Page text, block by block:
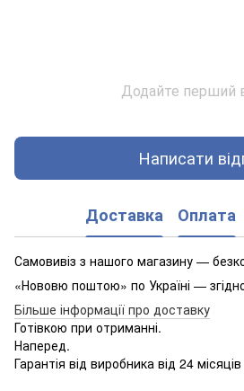
Додайте перший
Написати
Доставка Оплата
Самовивіз з нашого магазину —
«Нововю поштою» по Україні —
Більше інформації про доставку
Готівкою при отриманні.
Наперед.
Гарантія від виробника від 24 місяців